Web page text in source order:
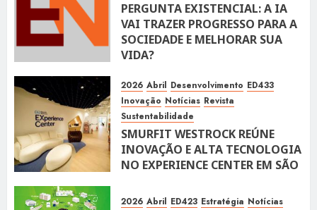
PERGUNTA EXISTENCIAL: A IA
VAI TRAZER PROGRESSO PARA A
SOCIEDADE E MELHORAR SUA
VIDA?
2026 Abril Desenvolvimento ED433
Inovação Notícias Revista
Sustentabilidade
SMURFIT WESTROCK REÚNE
INOVAÇÃO E ALTA TECNOLOGIA
NO EXPERIENCE CENTER EM SÃO
10 DE ABRIL DE 2026 119
2026 Abril ED423 Estratégia Notícias